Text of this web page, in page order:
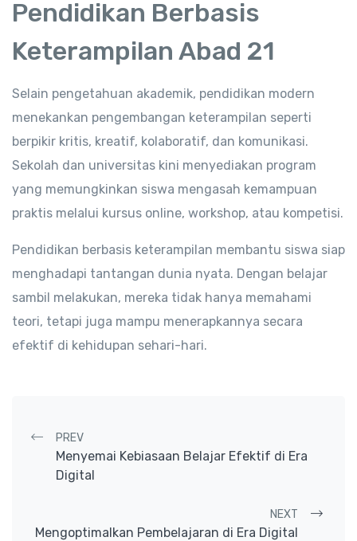
Pendidikan Berbasis
Keterampilan Abad 21
Selain pengetahuan akademik, pendidikan modern
menekankan pengembangan keterampilan seperti
berpikir kritis, kreatif, kolaboratif, dan komunikasi.
Sekolah dan universitas kini menyediakan program
yang memungkinkan siswa mengasah kemampuan
praktis melalui kursus online, workshop, atau kompetisi.
Pendidikan berbasis keterampilan membantu siswa siap
menghadapi tantangan dunia nyata. Dengan belajar
sambil melakukan, mereka tidak hanya memahami
teori, tetapi juga mampu menerapkannya secara
efektif di kehidupan sehari-hari.
Post navigation
PREV
Menyemai Kebiasaan Belajar Efektif di Era
Digital
NEXT
Mengoptimalkan Pembelajaran di Era Digital